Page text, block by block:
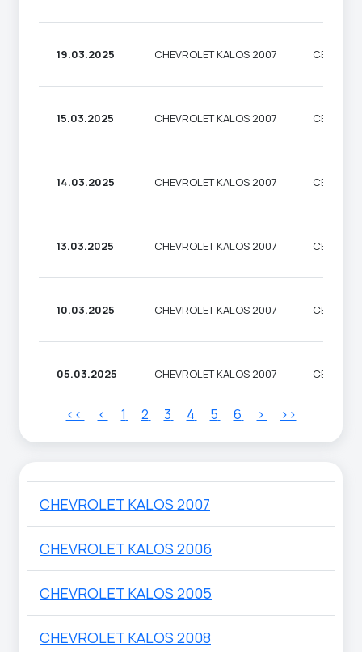
19.03.2025 CHEVROLET KALOS 2007 СЕДАН
15.03.2025 CHEVROLET KALOS 2007 СЕДАН
14.03.2025 CHEVROLET KALOS 2007 СЕДАН
13.03.2025 CHEVROLET KALOS 2007 СЕДАН
10.03.2025 CHEVROLET KALOS 2007 СЕДАН
05.03.2025 CHEVROLET KALOS 2007 СЕДАН
<< < 1 2 3 4 5 6 > >>
CHEVROLET KALOS 2007
CHEVROLET KALOS 2006
CHEVROLET KALOS 2005
CHEVROLET KALOS 2008